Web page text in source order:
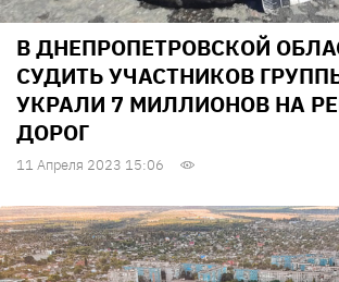
В ДНЕПРОПЕТРОВСКОЙ
СУДИТЬ УЧАСТНИКОВ
УКРАЛИ 7 МИЛЛИОНОВ НА
ДОРОГ
11 Апреля 2023 15:06